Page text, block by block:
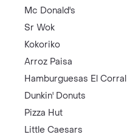
Mc Donald's
Sr Wok
Kokoriko
Arroz Paisa
Hamburguesas El Corral
Dunkin' Donuts
Pizza Hut
Little Caesars